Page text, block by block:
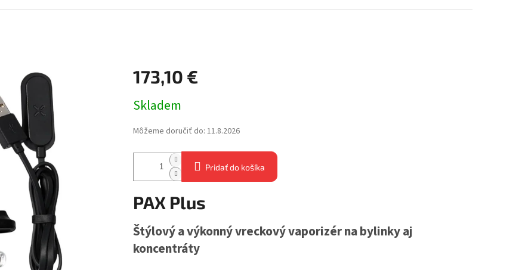
173,10 €
cena:
Skladem
Môžeme doručiť do: 11.8.2026
Pridať do košíka
PAX Plus
Štýlový a výkonný vreckový vaporizér na bylinky aj
koncentráty